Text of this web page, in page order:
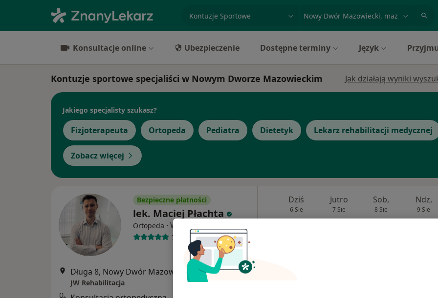
miasto lub dzielnica
Konsultacje online Ubezpieczenie Dostępne terminy Język
Kontuzje sportowe specjaliści w Nowym Dworze Mazowieckim Jak działają wyniki
Jakiego specjalisty szukasz?
Fizjoterapeuta Ortopeda Pediatra Dietetyk Lekarz rehabilitacji medycznej
Zobacz więcej
Bezpieczne płatności
lek. Maciej Płachta
Ortopeda · Więcej
77 opinii
Długa 8, Nowy Dwór Mazowiecki Mapa
JW Rehabilitacja
Dziś
6 Sie
Jutro
7 Sie
Sob,
8 Sie
Ndz,
9 Sie